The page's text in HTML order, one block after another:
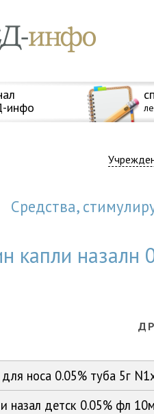
инфо
Средства,
капли
для носа 0.05% туба 5г
назал детск 0.05% фл